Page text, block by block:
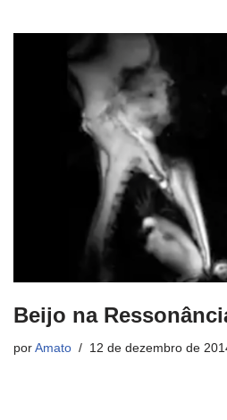
Beijo na
por Amato 12 de dezembro de